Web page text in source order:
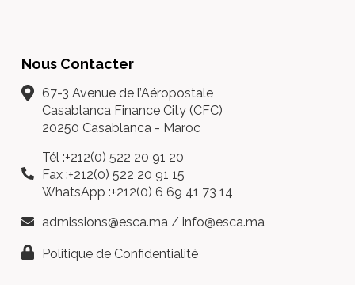
Nous Contacter
67-3 Avenue de l’Aéropostale
Casablanca Finance City (CFC)
20250 Casablanca - Maroc
Tél :+212(0) 522 20 91 20
Fax :+212(0) 522 20 91 15
WhatsApp :+212(0) 6 69 41 73 14
admissions@esca.ma / info@esca.ma
Politique de Confidentialité